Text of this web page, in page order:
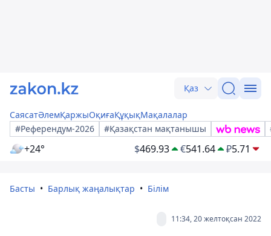
Қаз
СаясатӘлемҚаржыОқиғаҚұқықМақалалар
#Референдум-2026
#Қазақстан мақтанышы
+24° $469.93 €541.64 ₽5.71
Басты Барлық жаңалықтар Білім
11:34, 20 желтоқсан 2022